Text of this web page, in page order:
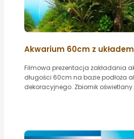
Akwarium 60cm z
Filmowa prezentacja zakładania
długości 60cm na bazie podłoża
dekoracyjnego. Zbiornik